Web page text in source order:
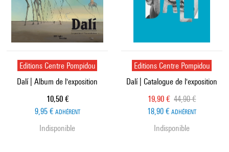
Editions Centre Pompidou
Dalí | Album de l'exposition
Prix ​​actuel
10,50 €
9,95 € ADHÉRENT
Indisponible
Editions Centre Pompidou
Dalí | Catalogue de l'exposition
Prix ​​actuel
19,90 € Ancien prix
44,90 €
18,90 € ADHÉRENT
Indisponible